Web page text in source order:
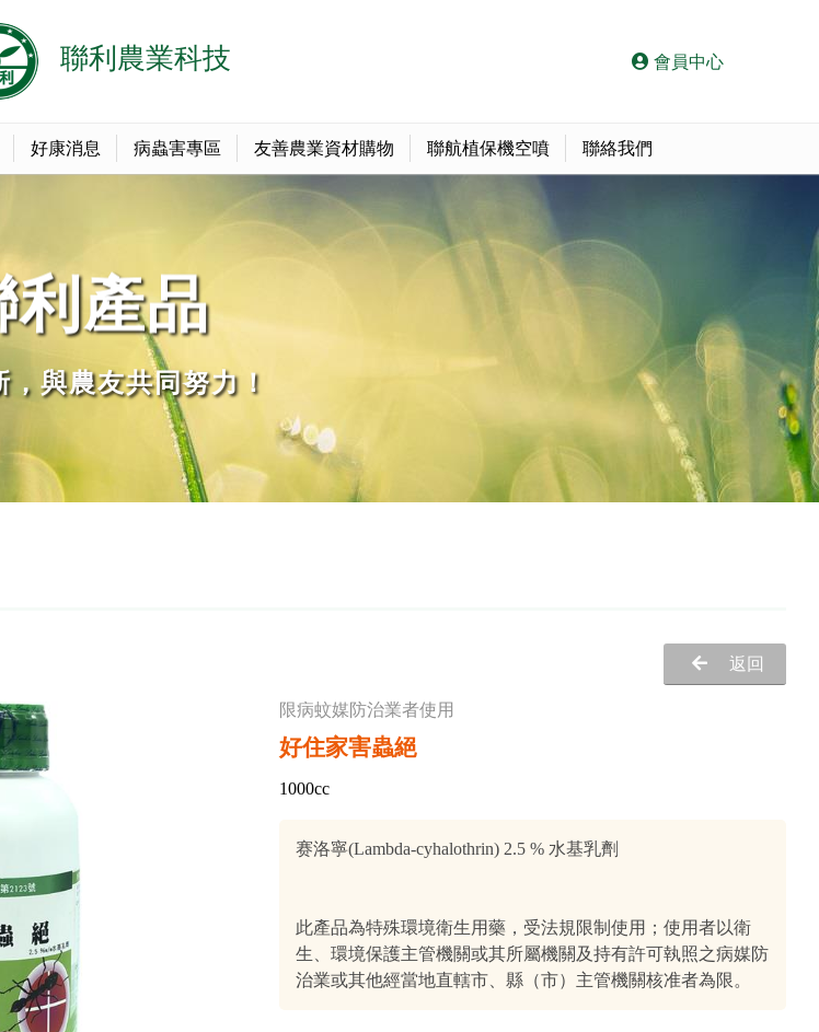
會員中心
好康消息 病蟲害專區 友善農業資材購物 聯航植保機空噴 聯絡我們
利產品
，與農友共同努力！
返回
限病蚊媒防治業者使用
好住家害蟲絕
1000cc
赛洛寧(Lambda-cyhalothrin) 2.5 % 水基乳劑
此產品為特殊環境衛生用藥，受法規限制使用；使用者以衛
生、環境保護主管機關或其所屬機關及持有許可執照之病媒防
治業或其他經當地直轄市、縣（市）主管機關核准者為限。